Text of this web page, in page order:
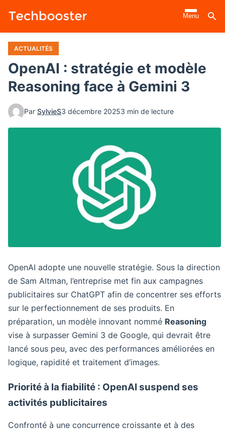
contenu
principal
Menu
ACTUALITÉS
OpenAI : stratégie et modèle
Reasoning face à Gemini 3
Par SylvieS3 décembre 20253 min de lecture
OpenAI adopte une nouvelle stratégie. Sous la direction
de Sam Altman, l’entreprise met fin aux campagnes
publicitaires sur ChatGPT afin de concentrer ses efforts
sur le perfectionnement de ses produits. En
préparation, un modèle innovant nommé Reasoning
vise à surpasser Gemini 3 de Google, qui devrait être
lancé sous peu, avec des performances améliorées en
logique, rapidité et traitement d’images.
Priorité à la fiabilité : OpenAI suspend ses
activités publicitaires
Confronté à une concurrence croissante et à des